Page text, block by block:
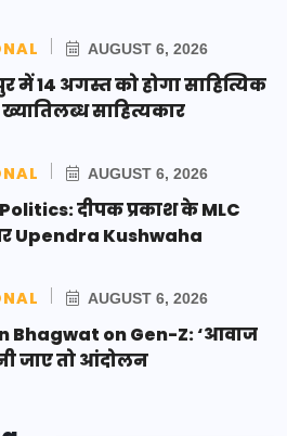
AUGUST 6, 2026
में 14 अगस्त को होगा साहित्यिक
साहित्यकार
AUGUST 6, 2026
दीपक प्रकाश के MLC
Upendra Kushwaha
AUGUST 6, 2026
Bhagwat on Gen-Z: ‘आवाज
जाए तो आंदोलन